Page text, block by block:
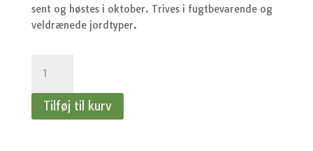
sent og høstes i oktober. Trives i fugtbevarende og
veldrænede jordtyper.
Kålroe,
Wilhelmsburger
Tilføj til kurv